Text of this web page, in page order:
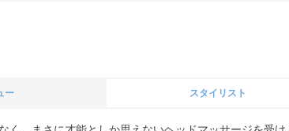
ー スタイリスト